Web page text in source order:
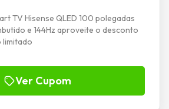
TV Hisense QLED 100 polegadas
e 144Hz aproveite o desconto
limitado
Ver Cupom